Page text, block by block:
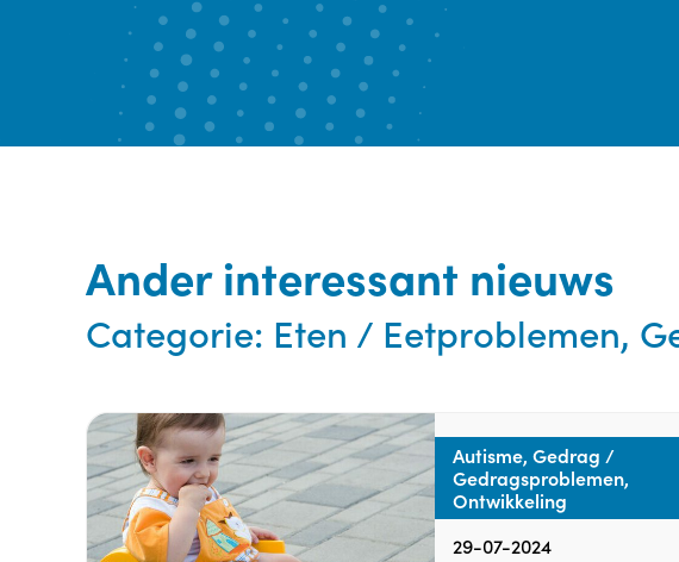
Ander interessant nieuws
Categorie: Eten / Eetproblemen,
Autisme, Gedrag /
Gedragsproblemen,
Ontwikkeling
29-07-2024